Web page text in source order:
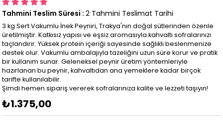
Tahmini Teslim Süresi : 2 Tahmini Teslimat Tarihi
3 kg Sert Vakumlu İnek Peyniri, Trakya'nın doğal sütlerinden özenle
üretilmiştir. Katkısız yapısı ve eşsiz aromasıyla kahvaltı sofralarınızı
taçlandırır. Yüksek protein içeriği sayesinde sağlıklı beslenmenize
destek olur. Vakumlu ambalajıyla tazeliğini uzun süre korur ve pratik
bir kullanım sunar. Geleneksel peynir üretim yöntemleriyle
hazırlanan bu peynir, kahvaltıdan ana yemeklere kadar birçok
tarifte kullanılabilir.
Şimdi hemen sipariş vererek sofralarınıza kalite ve lezzeti taşıyın!
₺1.375,00